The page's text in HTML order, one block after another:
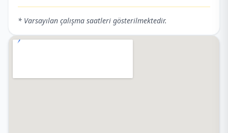
* Varsayılan çalışma saatleri gösterilmektedir.